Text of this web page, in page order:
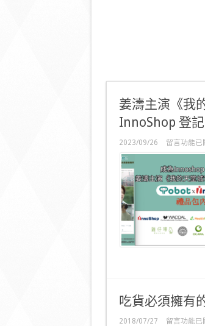
姜濤主演《我
InnoShop 登
2023/09/26
在
〈姜
主
演
《我
天
堂
城
市》
首
映
Solution
留言功能已
吃貨必須擁有
2018/07/27
在
留言功能已